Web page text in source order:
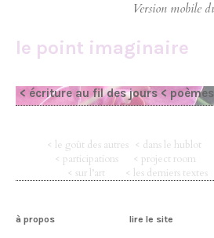
le point imaginaire
< écriture au fil des jours < poèmes
< le goût des autres < dans le hublot
< participations
< project room
< sur l’art
< les derniers textes
à propos lire le site